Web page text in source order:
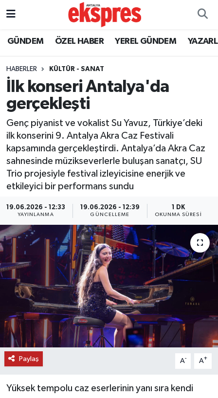
GÜNDEM ÖZEL HABER YEREL GÜNDEM
HABERLER KÜLTÜR - SANAT
İlk konseri Antalya'da
gerçekleşti
Genç piyanist ve vokalist Su Yavuz, Türkiye’deki
ilk konserini 9. Antalya Akra Caz Festivali
kapsamında gerçekleştirdi. Antalya’da Akra Caz
sahnesinde müzikseverlerle buluşan sanatçı, SU
Trio projesiyle festival izleyicisine enerjik ve
etkileyici bir performans sundu
19.06.2026 - 12:33
YAYINLANMA
19.06.2026 - 12:39
GÜNCELLEME
1 DK
OKUNMA SÜRESI
Paylaş A- A+
Yüksek tempolu caz eserlerinin yanı sıra kendi
ÖZEL HABER
YEREL GÜNDEM
EKONOMİ
KÜLTÜR - SANAT
SPOR
SİYASET
SAĞLIK
DÜNYA
EĞİTİM
TURİZM
RÖPORTAJ
VİDEO HABERLER
YAZARLAR
RESMİ İLAN
Nöbetçi Eczaneler
Trafik Durumu
Süper Lig Puan Durumu ve Fikstür
Tüm Manşetler
Son Dakika Haberleri
Haber Arşivi